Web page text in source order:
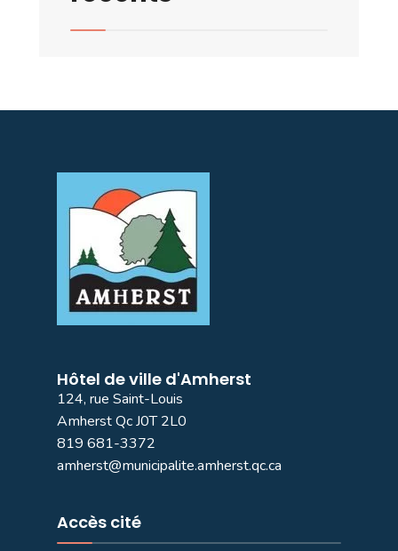
Hôtel de ville d'Amherst
124, rue Saint-Louis
Amherst Qc J0T 2L0
819 681-3372
amherst@municipalite.amherst.qc.ca
Accès cité